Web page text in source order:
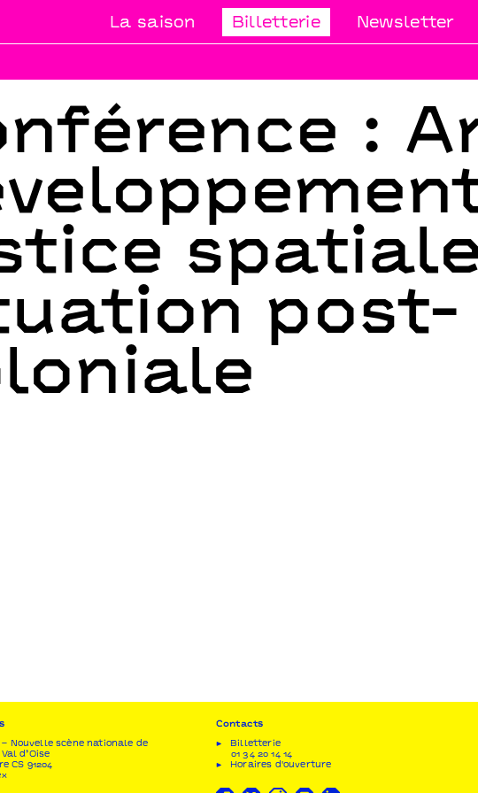
La saison Billetterie Newsletter
:
post-
Nouvelle scène nationale de
d’Oise
CS 91204
Contacts
Billetterie
01 34 20 14 14
Horaires d'ouverture